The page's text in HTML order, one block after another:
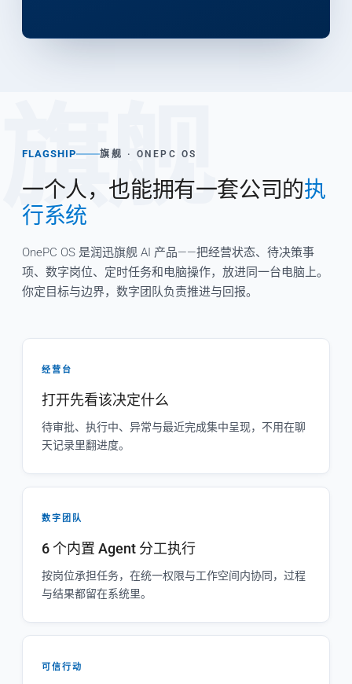
旗舰
FLAGSHIP 旗舰 · ONEPC OS
一个人，也能拥有一套公司的执
行系统
OnePC OS 是润迅旗舰 AI 产品——把经营状态、待决策事
项、数字岗位、定时任务和电脑操作，放进同一台电脑上。
你定目标与边界，数字团队负责推进与回报。
经营台
打开先看该决定什么
待审批、执行中、异常与最近完成集中呈现，不用在聊
天记录里翻进度。
数字团队
6 个内置 Agent 分工执行
按岗位承担任务，在统一权限与工作空间内协同，过程
与结果都留在系统里。
可信行动